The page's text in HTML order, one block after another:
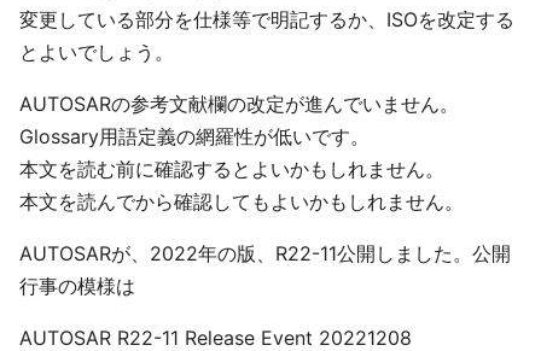
変更している部分を仕様等で明記するか、ISOを改定する
とよいでしょう。
AUTOSARの参考文献欄の改定が進んでいません。
Glossary用語定義の網羅性が低いです。
本文を読む前に確認するとよいかもしれません。
本文を読んでから確認してもよいかもしれません。
AUTOSARが、2022年の版、R22-11公開しました。公開
行事の模様は
AUTOSAR R22-11 Release Event 20221208